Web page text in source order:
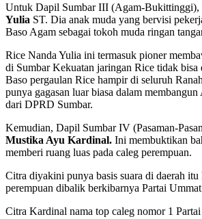
Untuk Dapil Sumbar III (Agam-Bukittinggi),
Yulia ST. Dia anak muda yang bervisi
Baso Agam sebagai tokoh muda ringan
Rice Nanda Yulia ini termasuk pioner
di Sumbar Kekuatan jaringan Rice tidak bisa
Baso pergaulan Rice hampir di seluruh
punya gagasan luar biasa dalam
dari DPRD Sumbar.
Kemudian, Dapil Sumbar IV (Pasaman-
Mustika Ayu Kardinal. Ini membuktikan
memberi ruang luas pada caleg perempuan.
Citra diyakini punya basis suara di daerah itu
perempuan dibalik berkibarnya Partai
Citra Kardinal nama top caleg nomor 1